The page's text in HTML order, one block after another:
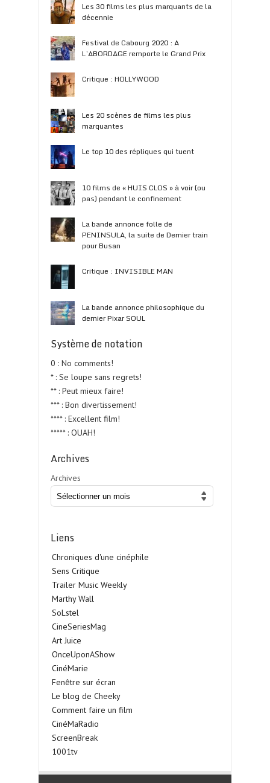
Les 30 films les plus marquants de la
décennie
Festival de Cabourg 2020 : A
L’ABORDAGE remporte le Grand Prix
Critique : HOLLYWOOD
Les 20 scènes de films les plus
marquantes
Le top 10 des répliques qui tuent
10 films de « HUIS CLOS » à voir (ou
pas) pendant le confinement
La bande annonce folle de
PENINSULA, la suite de Dernier train
pour Busan
Critique : INVISIBLE MAN
La bande annonce philosophique du
dernier Pixar SOUL
Système de notation
0 : No comments!
* : Se loupe sans regrets!
** : Peut mieux faire!
*** : Bon divertissement!
**** : Excellent film!
***** : OUAH!
Archives
Archives
Liens
Chroniques d'une cinéphile
Sens Critique
Trailer Music Weekly
Marthy Wall
SoLstel
CineSeriesMag
Art Juice
OnceUponAShow
CinéMarie
Fenêtre sur écran
Le blog de Cheeky
Comment faire un film
CinéMaRadio
ScreenBreak
1001tv